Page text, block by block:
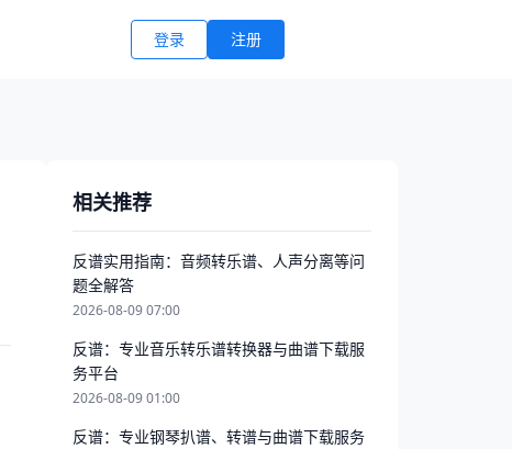
登录 注册
相关推荐
反谱实用指南：音频转乐谱、人声分离等问
题全解答
2026-08-09 07:00
反谱：专业音乐转乐谱转换器与曲谱下载服
务平台
2026-08-09 01:00
反谱：专业钢琴扒谱、转谱与曲谱下载服务